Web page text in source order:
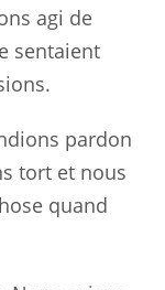
agi de
sentaient
pardon
tort et nous
quand